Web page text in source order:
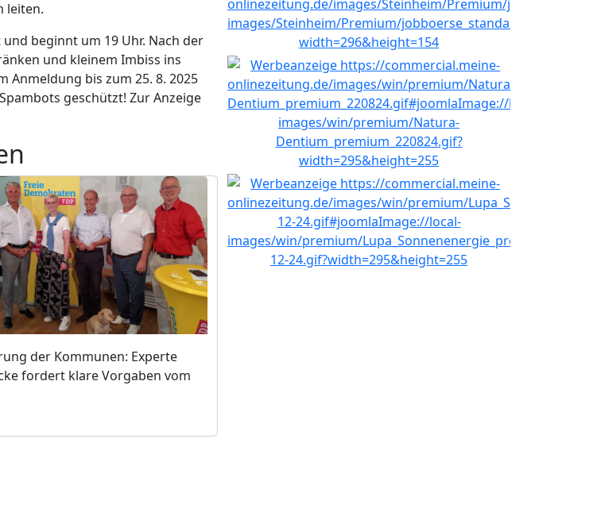
leiten.
beginnt um 19 Uhr. Nach der
und kleinem Imbiss ins
Anmeldung bis zum 25. 8. 2025
geschützt! Zur Anzeige
der Kommunen: Experte
fordert klare Vorgaben vom